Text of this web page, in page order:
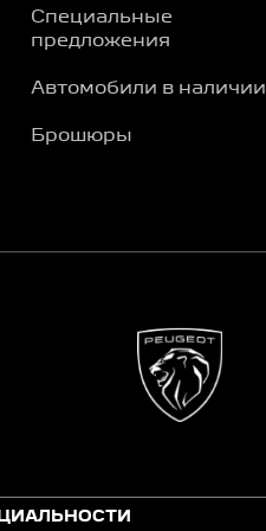
Специальные
предложения
Автомобили в наличии
Брошюры